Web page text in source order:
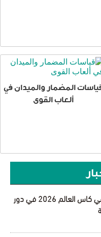
المضمار والميدان في
ألعاب القوى
مباراة إنجلترا والأرجنتين في كاس العالم 2026 في دور